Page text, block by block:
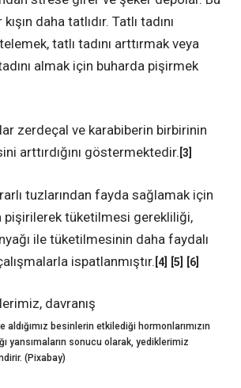
daha tatlıdır. Tatlı tadını
tatlı tadını arttırmak veya
almak için buharda pişirmek
zerdeçal ve karabiberin birbirinin
arttırdığını göstermektedir. [3]
tuzlarından fayda sağlamak için
pişirilerek tüketilmesi gerekliliği,
ile tüketilmesinin daha faydalı
ispatlanmıştır. [4] [5] [6]
aldığımız besinlerin etkilediği hormonlarımızın
yansımaların sonucu olarak, yediklerimiz
(Pixabay)